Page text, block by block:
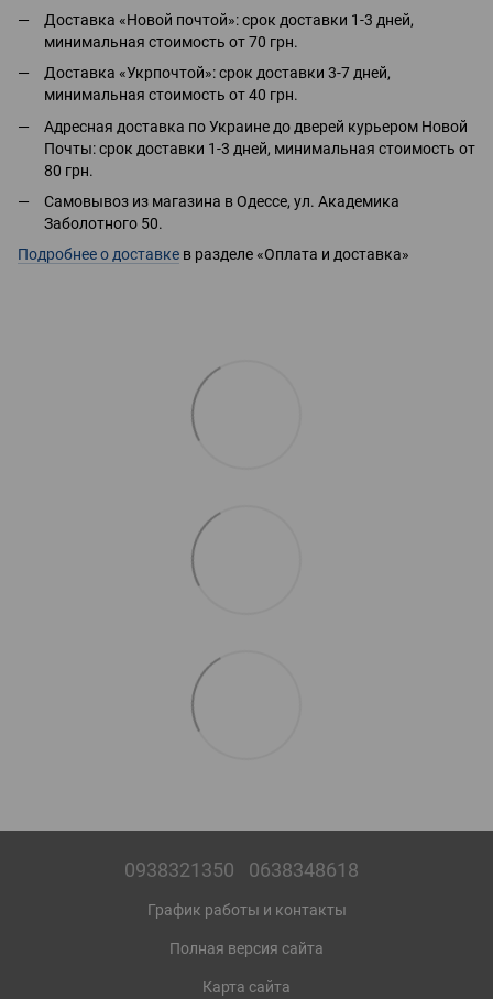
Доставка «Новой почтой»: срок доставки 1-3 дней,
минимальная стоимость от 70 грн.
Доставка «Укрпочтой»: срок доставки 3-7 дней,
минимальная стоимость от 40 грн.
Адресная доставка по Украине до дверей курьером Новой
Почты: срок доставки 1-3 дней, минимальная стоимость от
80 грн.
Самовывоз из магазина в Одессе, ул. Академика
Заболотного 50.
Подробнее о доставке в разделе «Оплата и доставка»
0938321350 0638348618
График работы и контакты
Полная версия сайта
Карта сайта